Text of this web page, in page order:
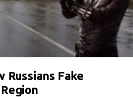
Russians Fake